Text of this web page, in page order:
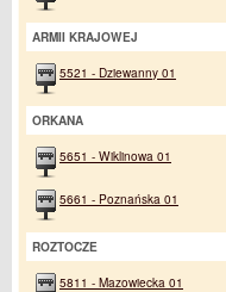
ARMII KRAJOWEJ
5521 - Dziewanny 01
ORKANA
5651 - Wiklinowa 01
5661 - Poznańska 01
ROZTOCZE
5811 - Mazowiecka 01